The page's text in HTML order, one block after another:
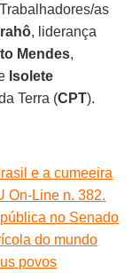
as
, liderança
Mendes,
Isolete
Terra (CPT).
e a cumeeira
On-Line n. 382.
no Senado
do mundo
povos